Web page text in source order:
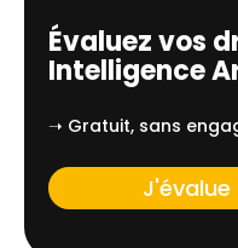
Évaluez vos
Intelligence
➝ Gratuit, sans
J'évalue